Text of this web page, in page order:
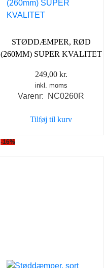
STØDDÆMPER, RØD
(260MM) SUPER KVALITET
249,00 kr.
inkl. moms
Varenr: NC0260R
Tilføj til kurv
-16%